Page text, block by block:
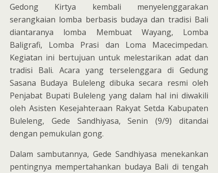
Gedong Kirtya kembali menyelenggarakan
serangkaian lomba berbasis budaya dan tradisi Bali
diantaranya lomba Membuat Wayang, Lomba
Baligrafi, Lomba Prasi dan Loma Macecimpedan.
Kegiatan ini bertujuan untuk melestarikan adat dan
tradisi Bali. Acara yang terselenggara di Gedung
Sasana Budaya Buleleng dibuka secara resmi oleh
Penjabat Bupati Buleleng yang dalam hal ini diwakili
oleh Asisten Kesejahteraan Rakyat Setda Kabupaten
Buleleng, Gede Sandhiyasa, Senin (9/9) ditandai
dengan pemukulan gong.
Dalam sambutannya, Gede Sandhiyasa menekankan
pentingnya mempertahankan budaya Bali di tengah